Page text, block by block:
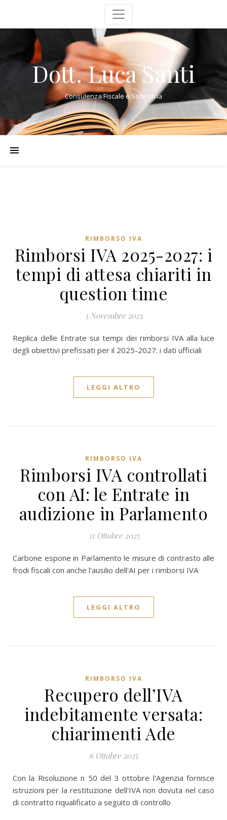
Dott. Luca Santi
Consulenza Fiscale e Societaria
RIMBORSO IVA
Rimborsi IVA 2025-2027: i
tempi di attesa chiariti in
question time
3 Novembre 2025
Replica delle Entrate sui tempi dei rimborsi IVA alla luce
degli obiettivi prefissati per il 2025-2027: i dati ufficiali
LEGGI ALTRO
RIMBORSO IVA
Rimborsi IVA controllati
con AI: le Entrate in
audizione in Parlamento
31 Ottobre 2025
Carbone espone in Parlamento le misure di contrasto alle
frodi fiscali con anche l'ausilio dell'AI per i rimborsi IVA
LEGGI ALTRO
RIMBORSO IVA
Recupero dell’IVA
indebitamente versata:
chiarimenti Ade
6 Ottobre 2025
Con la Risoluzione n 50 del 3 ottobre l'Agenzia fornisce
istruzioni per la restituzione dell'IVA non dovuta nel caso
di contratto riqualificato a seguito di controllo